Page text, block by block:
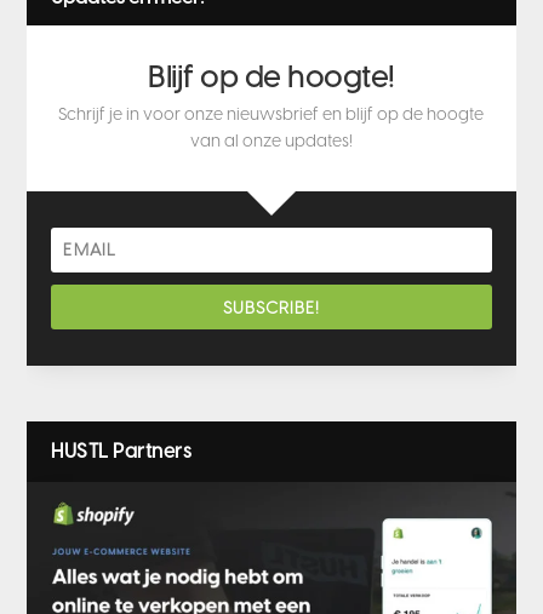
Blijf op de hoogte!
Schrijf je in voor onze nieuwsbrief en blijf op de hoogte
van al onze updates!
SUBSCRIBE!
HUSTL Partners